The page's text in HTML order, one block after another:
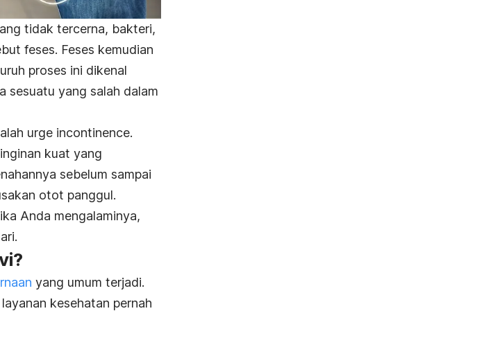
tidak tercerna, bakteri,
feses. Feses kemudian
proses ini dikenal
sesuatu yang salah dalam
urge incontinence.
kuat yang
sebelum sampai
otot panggul.
Anda mengalaminya,
yang umum terjadi.
kesehatan pernah